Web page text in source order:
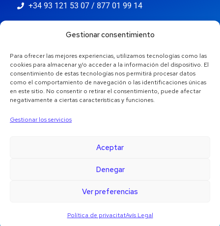
Gestionar consentimiento
Para ofrecer las mejores experiencias, utilizamos tecnologías como las
cookies para almacenar y/o acceder a la información del dispositivo. El
consentimiento de estas tecnologías nos permitirá procesar datos
como el comportamiento de navegación o las identificaciones únicas
en este sitio. No consentir o retirar el consentimiento, puede afectar
negativamente a ciertas características y funciones.
Gestionar los servicios
Aceptar
Denegar
Ver preferencias
Política de privacitatAvís Legal
+34 93 121 53 07 / 877 01 99 14
Copyright © 2024 Jaestic S.L. Tots els drets reservats.